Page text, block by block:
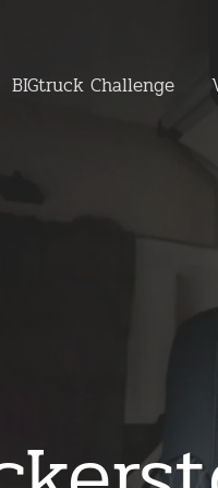
BIGtruck Challenge